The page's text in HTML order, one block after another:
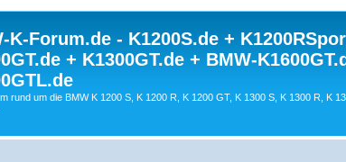
K-Forum.de - K1200S.de +
+ K1300GT.de + BMW-
rund um die BMW K 1200 S, K 1200 R, K 1200 GT, K 1300 S, K 1300 R, K